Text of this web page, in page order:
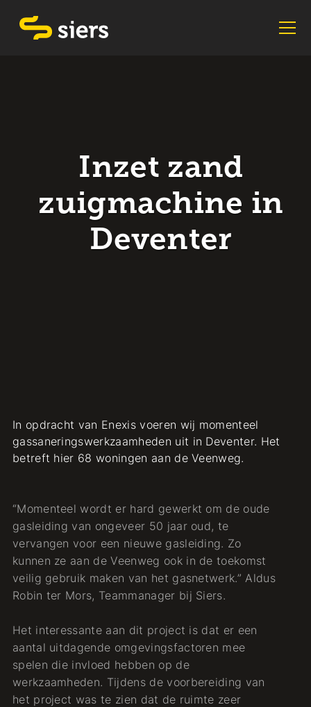
Inzet zand
zuigmachine in
Deventer
In opdracht van Enexis voeren wij momenteel
gassaneringswerkzaamheden uit in Deventer. Het
betreft hier 68 woningen aan de Veenweg.
“Momenteel wordt er hard gewerkt om de oude
gasleiding van ongeveer 50 jaar oud, te
vervangen voor een nieuwe gasleiding. Zo
kunnen ze aan de Veenweg ook in de toekomst
veilig gebruik maken van het gasnetwerk.” Aldus
Robin ter Mors, Teammanager bij Siers.
Het interessante aan dit project is dat er een
aantal uitdagende omgevingsfactoren mee
spelen die invloed hebben op de
werkzaamheden. Tijdens de voorbereiding van
het project was te zien dat de ruimte zeer